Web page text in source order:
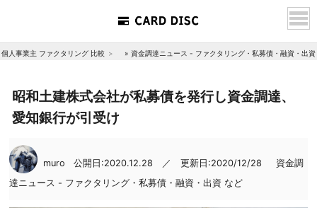
個人事業主 ファクタリング 比較 » 資金調達ニュース - ファクタリング・私募債・融資・出
昭和土建株式会社が私募債を発行し資金調達、
愛知銀行が引受け
muro 公開日:2020.12.28 ／ 更新日:2020/12/28
資金調
達ニュース - ファクタリング・私募債・融資・出資 など